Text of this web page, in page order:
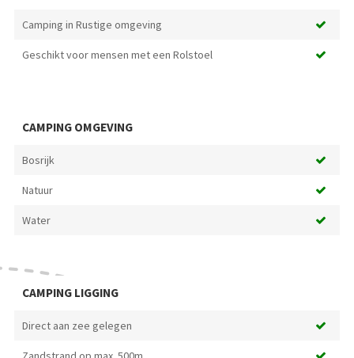
Camping in Rustige omgeving
Geschikt voor mensen met een Rolstoel
CAMPING OMGEVING
Bosrijk
Natuur
Water
CAMPING LIGGING
Direct aan zee gelegen